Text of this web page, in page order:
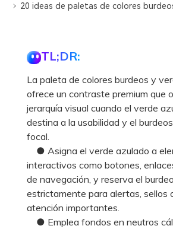
20 ideas de paletas de colores
TL;DR:
La paleta de colores burdeos y
ofrece un contraste premium que
jerarquía visual cuando el verde
destina a la usabilidad y el
focal.
● Asigna el verde azulado a
interactivos como botones,
de navegación, y reserva el
estrictamente para alertas, sellos
atención importantes.
● Emplea fondos en neutros